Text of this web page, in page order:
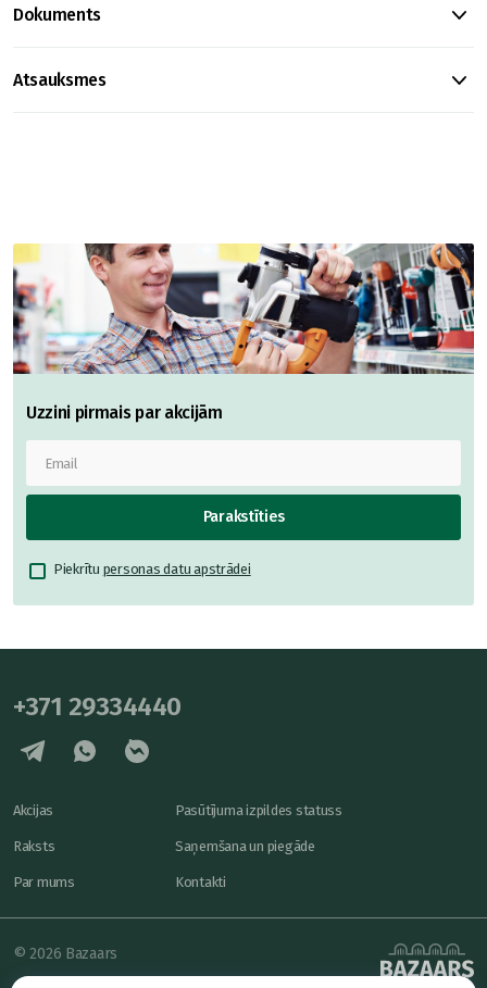
Dokuments
Atsauksmes
Uzzini pirmais par akcijām
Parakstīties
Piekrītu personas datu apstrādei
+371 29334440
Akcijas
Raksts
Par mums
Pasūtījuma izpildes statuss
Saņemšana un piegāde
Kontakti
© 2026 Bazaars